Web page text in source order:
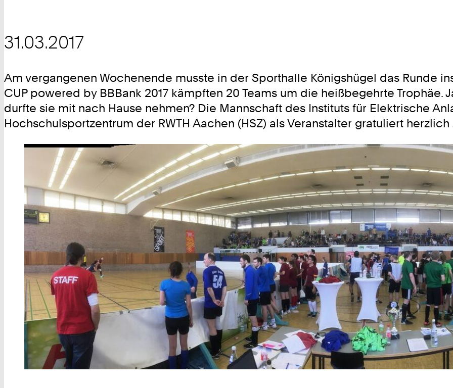
31.03.2017
Am vergangenen Wochenende musste in der Sporthalle Königshügel das Runde
CUP powered by BBBank 2017 kämpften 20 Teams um die heißbegehrte Trophäe.
durfte sie mit nach Hause nehmen? Die Mannschaft des Instituts für Elektrische
Hochschulsportzentrum der RWTH Aachen (HSZ) als Veranstalter gratuliert herzlich